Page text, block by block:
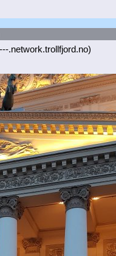
.network.trollfjord.no)